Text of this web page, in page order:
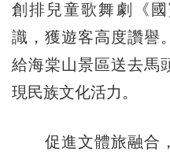
創排兒童歌舞劇《
識，獲遊客高度讚譽
給海棠山景區送去馬
現民族文化活力。
促進文體旅融合，